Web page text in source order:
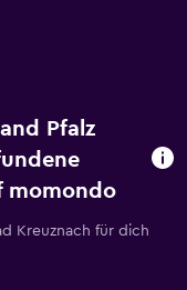
Pfalz
momondo
Kreuznach für dich